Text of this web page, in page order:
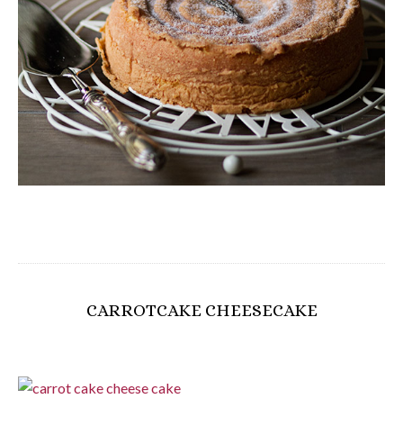
CARROTCAKE CHEESECAKE